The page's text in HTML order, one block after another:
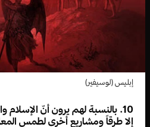
إبليس (لوسيفير)
10. بالنسبة لهم يرون أنّ
إلا طرقاً ومشاريع أخرى لطمس